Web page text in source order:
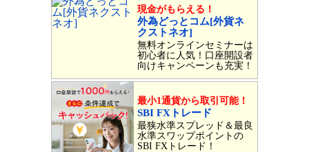
現金がもらえる！
外為どっとコム[外貨ネ
クストネオ]
無料オンラインセミナーは
初心者に人気！口座開設者
向けキャンペーンも充実！
最小1通貨から取引可能！
SBI FXトレード
最狭水準スプレッド＆最良
水準スワップポイントの
SBI FXトレード！